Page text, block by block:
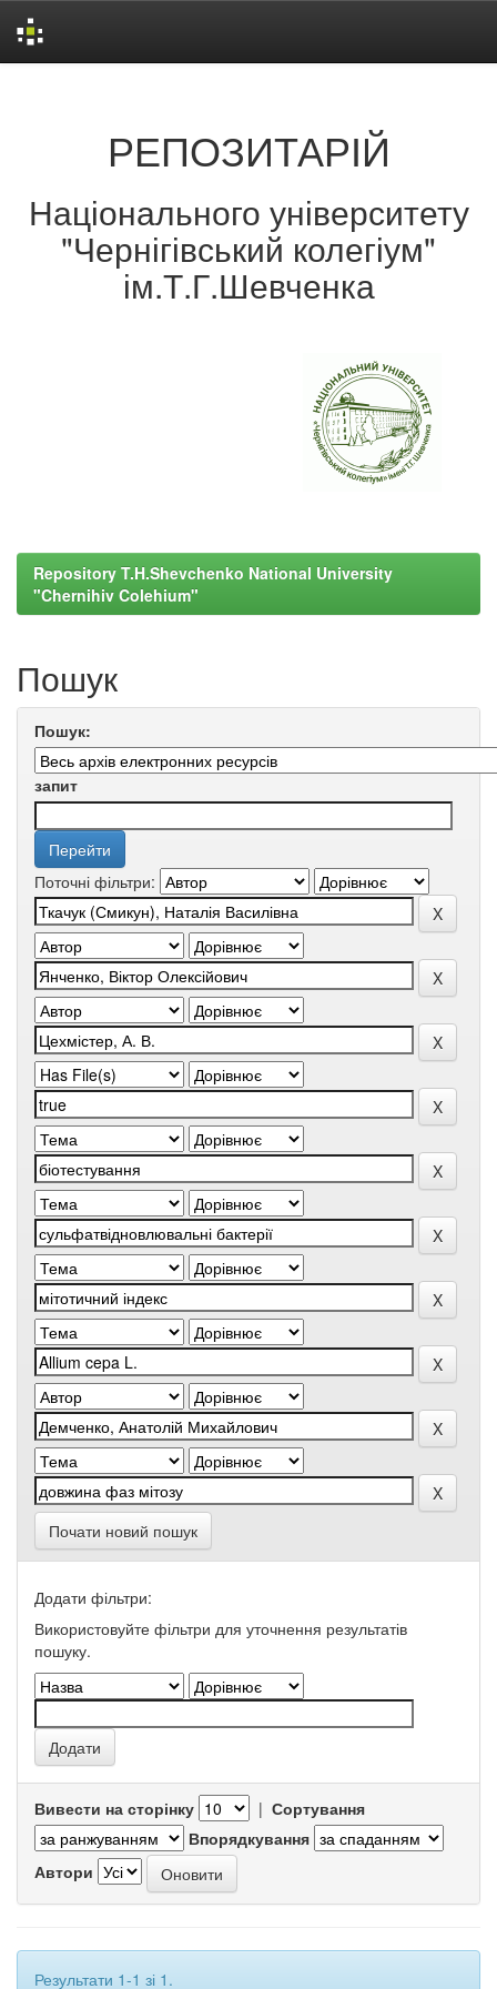
РЕПОЗИТАРІЙ
Національного університету
"Чернігівський колегіум"
ім.Т.Г.Шевченка
Repository T.H.Shevchenko National University
"Chernihiv Colehium"
Пошук
Пошук:
запит
Поточні фільтри:
Почати новий пошук
Додати фільтри:
Використовуйте фільтри для уточнення результатів
пошуку.
Вивести на сторінку | Сортування
Впорядкування
Автори
Результати 1-1 зі 1.